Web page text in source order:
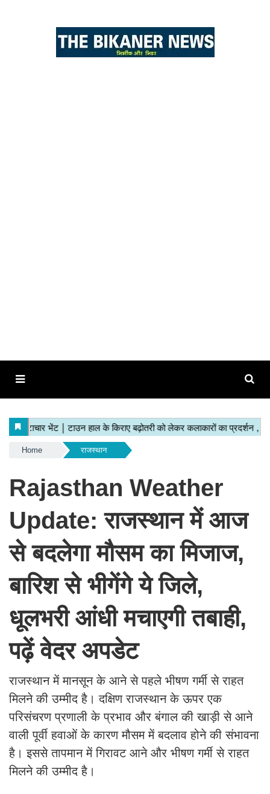
Home राजस्थान
Rajasthan Weather
Update: राजस्थान में आज
से बदलेगा मौसम का मिजाज,
बारिश से भीगेंगे ये जिले,
धूलभरी आंधी मचाएगी तबाही,
पढ़ें वेदर अपडेट
राजस्थान में मानसून के आने से पहले भीषण गर्मी से राहत
मिलने की उम्मीद है। दक्षिण राजस्थान के ऊपर एक
परिसंचरण प्रणाली के प्रभाव और बंगाल की खाड़ी से आने
वाली पूर्वी हवाओं के कारण मौसम में बदलाव होने की संभावना
है। इससे तापमान में गिरावट आने और भीषण गर्मी से राहत
मिलने की उम्मीद है।